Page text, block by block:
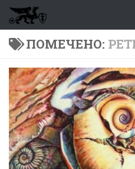
Перейти к
ПОМЕЧЕНО: